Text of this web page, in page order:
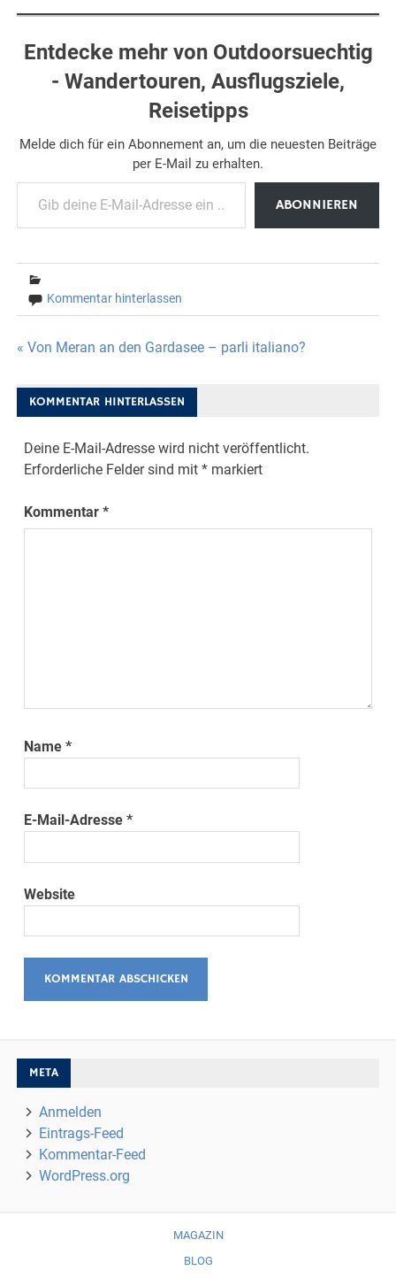
Entdecke mehr von Outdoorsuechtig
- Wandertouren, Ausflugsziele,
Reisetipps
Melde dich für ein Abonnement an, um die neuesten Beiträge
per E-Mail zu erhalten.
Gib deine E-Mail-Adresse ein ...
ABONNIEREN
Kommentar hinterlassen
Beitragsnavigation
« Von Meran an den Gardasee – parli italiano?
KOMMENTAR HINTERLASSEN
Deine E-Mail-Adresse wird nicht veröffentlicht.
Erforderliche Felder sind mit* markiert
Kommentar*
Name*
E-Mail-Adresse*
Website
META
Anmelden
Eintrags-Feed
Kommentar-Feed
WordPress.org
MAGAZIN
BLOG